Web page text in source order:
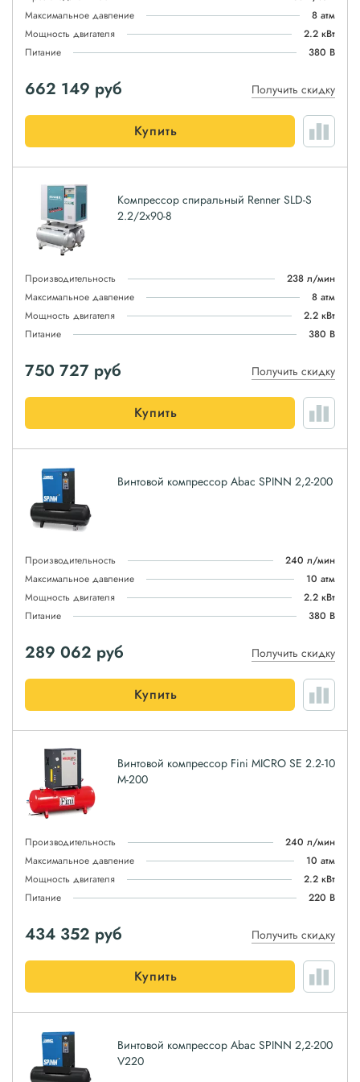
Максимальное давление
8 атм
Мощность двигателя
2.2 кВт
Питание
380 В
662 149 руб Получить скидку
Купить
Компрессор спиральный Renner SLD-S
2.2/2x90-8
Производительность
238 л/мин
Максимальное давление
8 атм
Мощность двигателя
2.2 кВт
Питание
380 В
750 727 руб Получить скидку
Купить
Винтовой компрессор Abac SPINN 2,2-200
Производительность
240 л/мин
Максимальное давление
10 атм
Мощность двигателя
2.2 кВт
Питание
380 В
289 062 руб Получить скидку
Купить
Винтовой компрессор Fini MICRO SE 2.2-10
M-200
Производительность
240 л/мин
Максимальное давление
10 атм
Мощность двигателя
2.2 кВт
Питание
220 В
434 352 руб Получить скидку
Купить
Винтовой компрессор Abac SPINN 2,2-200
V220